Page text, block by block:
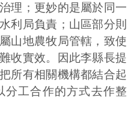
理；更妙的是屬於同一
利局負責；山區部分則
山地農牧局管轄，致使
收實效。因此李縣長提
所有相關機構都結合起
分工合作的方式去作整